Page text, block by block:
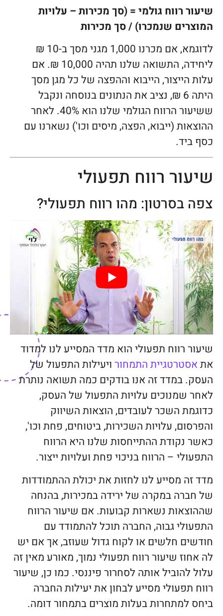
שיעור רווח גולמי = (סך מכירות – עלויות
המוצרים שנמכרו) / סך מכירות
לדוגמא, אם מכרנו 1,000 מגני מסך ב-10 ₪
ליחידה, התשואה שלנו תהיה 10,000 ₪. אם
עלות הייצור, הייבוא וההפצה של כל מגן מסך
היתה 6 ₪, נציב את הנתונים בנוסחה ונקבל
ששיעור הרווח הגולמי שלנו הוא 40%. לאחר
ההוצאות (ייבוא, הפצה, מיסים וכו') נשארנו עם
כסף ביד.
שיעור רווח תפעולי
צפה בסרטון: מהו רווח תפעולי?
שיעור רווח תפעולי הוא מדד המסייע לנו למדוד
אתאסטרטגיית התמחורויעילות התפעול של
העסק. במדד זה אנו בודקים כמה תשואה נותרת
לאחר שמנוכים עלויות התפעול של העסק,
כדוגמת השכר לעובדים, הוצאות השיווק
והפרסום, עלויות השכירות, ביטוחים, פחת וכו',
כאשר נקודת ההתייחסות שלנו היא הרווח
התפעולי – הרווח בניכוי פחת ועלויות ייצור.
מדד זה מסייע לנו לחזות את יכולת ההתמודדות
של חברה במקרה של ירידה במכירות, בהנחה
שההוצאות נשארות קבועות. אם שיעור הרווח
התפעולי גבוה, החברה תוכל להתמודד עם
חודשים חלשים או לקוח גדול שעוזב, אך אם יש
לה אחוז שיעור רווח תפעולי נמוך, מאורע מאין זה
עלול להוביל אותה לסחרור פיננסי. כמו כן, שיעור
רווח תפעולי מסייע לבחון את יעילות החברה
ביחס למתחרות בעלות מוצרים בתמחור דומה.